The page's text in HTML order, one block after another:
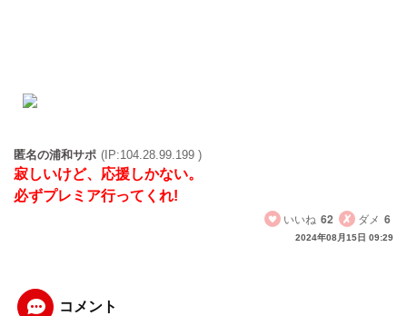
匿名の浦和サポ (IP:104.28.99.199 )
寂しいけど、応援しかない。
必ずプレミア行ってくれ!
いいね 62 ダメ 6
2024年08月15日 09:29
コメント